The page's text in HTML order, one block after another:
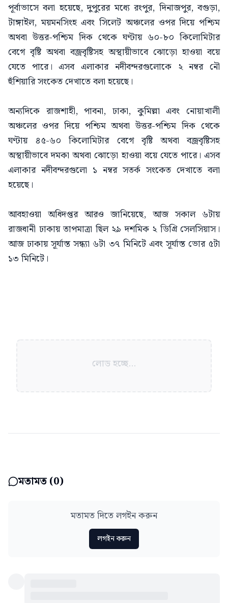
পূর্বাভাসে বলা হয়েছে, দুপুরের মধ্যে রংপুর, দিনাজপুর, বগুড়া,
টাঙ্গাইল, ময়মনসিংহ এবং সিলেট অঞ্চলের ওপর দিয়ে পশ্চিম
অথবা উত্তর-পশ্চিম দিক থেকে ঘণ্টায় ৬০-৮০ কিলোমিটার
বেগে বৃষ্টি অথবা বজ্রবৃষ্টিসহ অস্থায়ীভাবে ঝোড়ো হাওয়া বয়ে
যেতে পারে। এসব এলাকার নদীবন্দরগুলোকে ২ নম্বর নৌ
হুঁশিয়ারি সংকেত দেখাতে বলা হয়েছে।
অন্যদিকে রাজশাহী, পাবনা, ঢাকা, কুমিল্লা এবং নোয়াখালী
অঞ্চলের ওপর দিয়ে পশ্চিম অথবা উত্তর-পশ্চিম দিক থেকে
ঘণ্টায় ৪৫-৬০ কিলোমিটার বেগে বৃষ্টি অথবা বজ্রবৃষ্টিসহ
অস্থায়ীভাবে দমকা অথবা ঝোড়ো হাওয়া বয়ে যেতে পারে। এসব
এলাকার নদীবন্দরগুলো ১ নম্বর সতর্ক সংকেত দেখাতে বলা
হয়েছে।
আবহাওয়া অধিদপ্তর আরও জানিয়েছে, আজ সকাল ৬টায়
রাজধানী ঢাকায় তাপমাত্রা ছিল ২৯ দশমিক ২ ডিগ্রি সেলসিয়াস।
আজ ঢাকায় সূর্যাস্ত সন্ধ্যা ৬টা ৩৭ মিনিটে এবং সূর্যাস্ত ভোর ৫টা
১৩ মিনিটে।
লোড হচ্ছে...
মতামত (0)
মতামত দিতে লগইন করুন
লগইন করুন